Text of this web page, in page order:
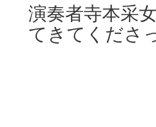
演奏者寺本采
てきてくださ